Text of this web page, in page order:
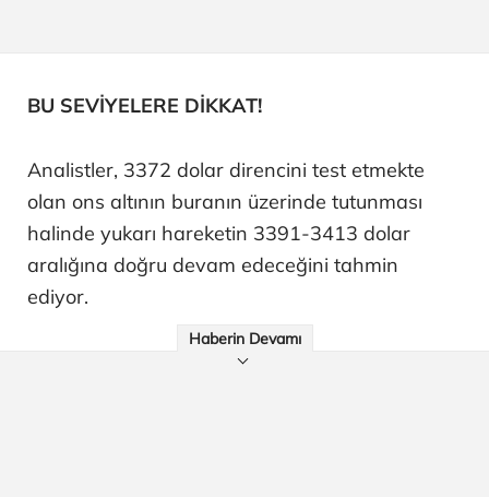
BU SEVİYELERE DİKKAT!
Analistler, 3372 dolar direncini test etmekte
olan ons altının buranın üzerinde tutunması
halinde yukarı hareketin 3391-3413 dolar
aralığına doğru devam edeceğini tahmin
ediyor.
Haberin Devamı